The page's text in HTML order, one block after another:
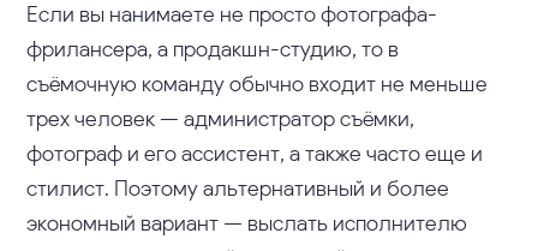
Если вы нанимаете не просто фотографа-
фрилансера, а продакшн-студию, то в
съёмочную команду обычно входит не меньше
трех человек — администратор съёмки,
фотограф и его ассистент, а также часто еще и
стилист. Поэтому альтернативный и более
экономный вариант — выслать исполнителю